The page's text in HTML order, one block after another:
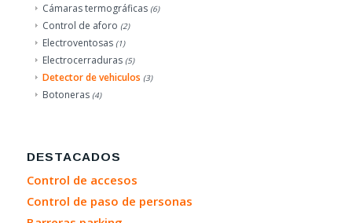
Cámaras termográficas (6)
Control de aforo (2)
Electroventosas (1)
Electrocerraduras (5)
Detector de vehiculos (3)
Botoneras (4)
DESTACADOS
Control de accesos
Control de paso de personas